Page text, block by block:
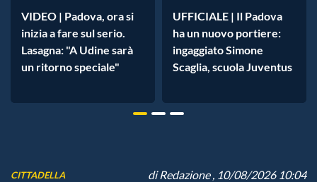
VIDEO | Padova, ora si
inizia a fare sul serio.
Lasagna: "A Udine sarà
un ritorno speciale"
UFFICIALE | Il Padova
ha un nuovo portiere:
ingaggiato Simone
Scaglia, scuola Juventus
CITTADELLA diRedazione, 10/08/2026 10:04